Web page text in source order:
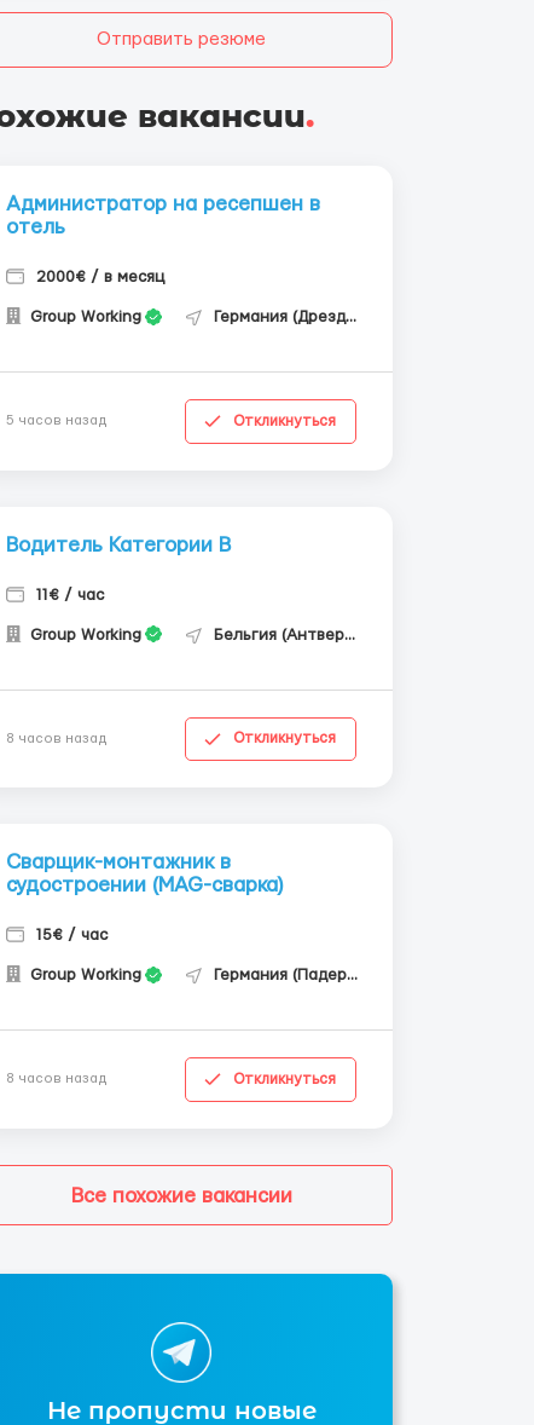
Отправить резюме
вакансии.
Администратор на ресепшен в
отель
2000€ / в месяц
Group Working Германия (Дрезден)
5 часов назад Откликнуться
Водитель Категории В
11€ / час
Group Working Бельгия (Антверпен)
8 часов назад Откликнуться
Сварщик-монтажник в
судостроении (MAG-сварка)
15€ / час
Group Working Германия (Падерборн)
8 часов назад Откликнуться
Все похожие вакансии
Не пропусти новые